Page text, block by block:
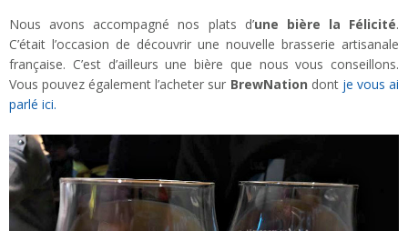
Nous avons accompagné nos plats d’une bière la Félicité.
C’était l’occasion de découvrir une nouvelle brasserie artisanale
française. C’est d’ailleurs une bière que nous vous conseillons.
Vous pouvez également l’acheter sur BrewNation dont je vous ai
parlé ici.